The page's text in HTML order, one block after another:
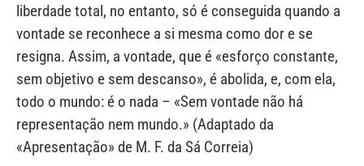
liberdade total, no entanto, só é conseguida quando a
vontade se reconhece a si mesma como dor e se
resigna. Assim, a vontade, que é «esforço constante,
sem objetivo e sem descanso», é abolida, e, com ela,
todo o mundo: é o nada – «Sem vontade não há
representação nem mundo.» (Adaptado da
«Apresentação» de M. F. da Sá Correia)